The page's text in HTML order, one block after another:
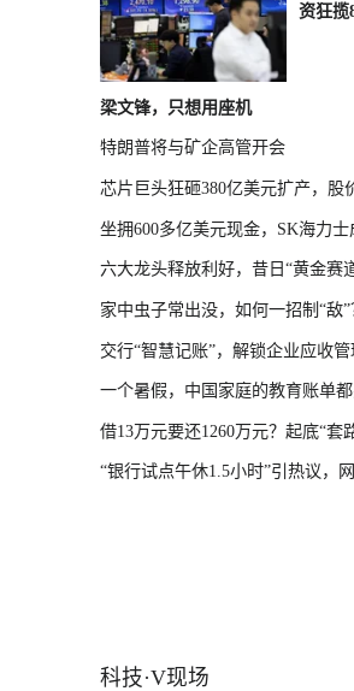
资狂揽
梁文锋，只想用座机
特朗普将与矿企高管开会
芯片巨头狂砸380亿美元扩产，股
坐拥600多亿美元现金，SK海力
六大龙头释放利好，昔日“黄金赛
家中虫子常出没，如何一招制“敌”
交行“智慧记账”，解锁企业应收
一个暑假，中国家庭的教育账单都
借13万元要还1260万元？起底“套
“银行试点午休1.5小时”引热议，
科技·V现场